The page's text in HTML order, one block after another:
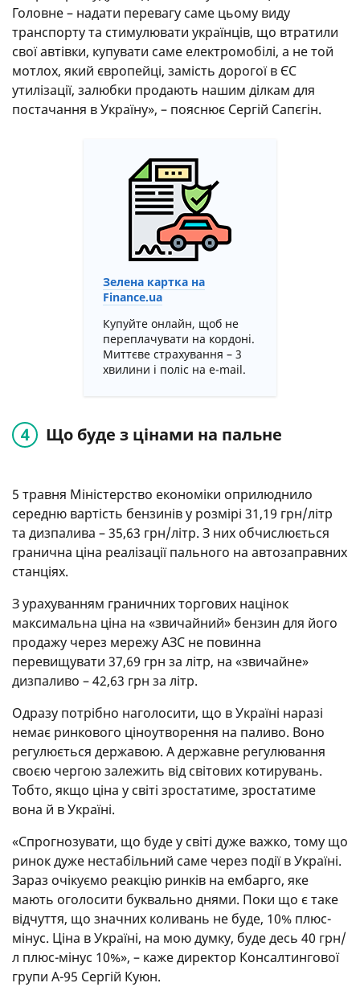
Головне – надати перевагу саме цьому виду
транспорту та стимулювати українців, що втратили
свої автівки, купувати саме електромобілі, а не той
мотлох, який європейці, замість дорогої в ЄС
утилізації, залюбки продають нашим ділкам для
постачання в Україну», – пояснює Сергій Сапєгін.
Зелена картка на
Finance.ua
Купуйте онлайн, щоб не
переплачувати на кордоні.
Миттєве страхування – 3
хвилини і поліс на e-mail.
Що буде з цінами на пальне
5 травня Міністерство економіки оприлюднило
середню вартість бензинів у розмірі 31,19 грн/літр
та дизпалива – 35,63 грн/літр. З них обчислюється
гранична ціна реалізації пального на автозаправних
станціях.
З урахуванням граничних торгових націнок
максимальна ціна на «звичайний» бензин для його
продажу через мережу АЗС не повинна
перевищувати 37,69 грн за літр, на «звичайне»
дизпаливо – 42,63 грн за літр.
Одразу потрібно наголосити, що в Україні наразі
немає ринкового ціноутворення на паливо. Воно
регулюється державою. А державне регулювання
своєю чергою залежить від світових котирувань.
Тобто, якщо ціна у світі зростатиме, зростатиме
вона й в Україні.
«Спрогнозувати, що буде у світі дуже важко, тому що
ринок дуже нестабільний саме через події в Україні.
Зараз очікуємо реакцію ринків на ембарго, яке
мають оголосити буквально днями. Поки що є таке
відчуття, що значних коливань не буде, 10% плюс-
мінус. Ціна в Україні, на мою думку, буде десь 40 грн/
л плюс-мінус 10%», – каже директор Консалтингової
групи А-95 Сергій Куюн.